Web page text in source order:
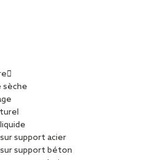
sèche
support acier
support béton
des